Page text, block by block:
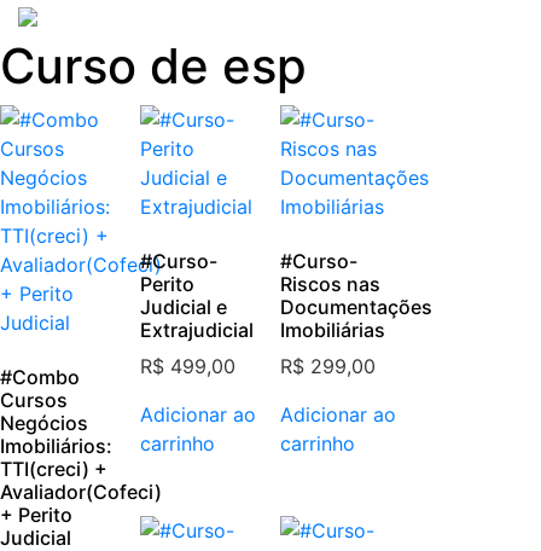
Skip
to
content
Curso de esp
#Combo
Cursos
Negócios
Imobiliários​:
TTI(creci) +
Avaliador(Cofeci)
+ Perito
Judicial
#Curso-
Perito
Judicial e
Extrajudicial
R$499,00
Adicionar ao
carrinho
#Curso-
Riscos nas
Documentações
Imobiliárias
R$299,00
Adicionar ao
carrinho